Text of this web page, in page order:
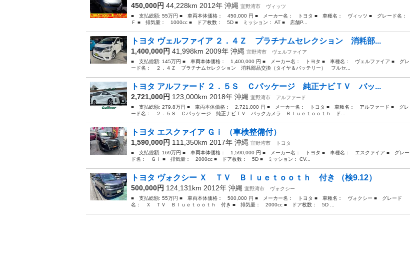
450,000円 44,228km 2012年 沖縄 宜野湾市
ヴィッツ
■ 支払総額: 55万円 ■ 車両本体価格： 450,000 円 ■ メーカー名： トヨタ ■ 車種名： ヴィッツ ■ グレード名：
Ｆ ■ 排気量： 1000cc ■ ドア枚数： 5D ■ ミッション： AT ■ 店舗P...
トヨタ ヴェルファイア ２．４Ｚ プラチナムセレクション 消耗部...
1,400,000円 41,998km 2009年 沖縄 宜野湾市
ヴェルファイア
■ 支払総額: 145万円 ■ 車両本体価格： 1,400,000 円 ■ メーカー名： トヨタ ■ 車種名： ヴェルファイア ■ グレ
ード名： ２．４Ｚ プラチナムセレクション 消耗部品交換（タイヤ＆バッテリー） フルセ...
トヨタ アルファード ２．５Ｓ Ｃパッケージ 純正ナビＴＶ バッ...
2,721,000円 123,000km 2018年 沖縄 宜野湾市
アルファード
■ 支払総額: 279.8万円 ■ 車両本体価格： 2,721,000 円 ■ メーカー名： トヨタ ■ 車種名： アルファード ■ グレ
ード名： ２．５Ｓ Ｃパッケージ 純正ナビＴＶ バックカメラ Ｂｌｕｅｔｏｏｔｈ ド...
トヨタ エスクァイア Ｇｉ （車検整備付）
1,590,000円 111,350km 2017年 沖縄 宜野湾市
トヨタ
■ 支払総額: 169万円 ■ 車両本体価格： 1,590,000 円 ■ メーカー名： トヨタ ■ 車種名： エスクァイア ■ グレー
ド名： Ｇｉ ■ 排気量： 2000cc ■ ドア枚数： 5D ■ ミッション： CV...
トヨタ ヴォクシー Ｘ ＴＶ Ｂｌｕｅｔｏｏｔｈ 付き （検9.12）
500,000円 124,131km 2012年 沖縄 宜野湾市
ヴォクシー
■ 支払総額: 55万円 ■ 車両本体価格： 500,000 円 ■ メーカー名： トヨタ ■ 車種名： ヴォクシー ■ グレード
名： Ｘ ＴＶ Ｂｌｕｅｔｏｏｔｈ 付き ■ 排気量： 2000cc ■ ドア枚数： 5D ...